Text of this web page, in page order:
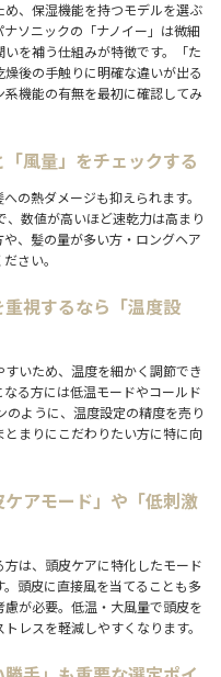
、保湿機能を持つモデルを選ぶ
ソニックの「ナノイー」は微細
を補う仕組みが特徴です。「た
後の手触りに明確な違いが出る
機能の有無を最初に確認してみ
風量」をチェックする
の熱ダメージも抑えられます。
、数値が高いほど速乾力は高まり
、髪の量が多い方・ロングヘア
さい。
視するなら「温度設
いため、温度を細かく調節でき
る方には低温モードやコールド
のように、温度設定の精度を売り
まりにこだわりたい方に特に向
アモード」や「低刺激
は、頭皮ケアに特化したモード
頭皮に直接風を当てることも多
が必要。低温・大風量で頭皮を
レスを軽減しやすくなります。